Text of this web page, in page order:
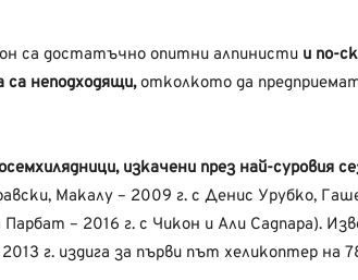
са достатъчно опитни алпинисти и по-
са неподходящи,отколкото да
изкачени през най-суровия
Макалу – 2009 г. с Денис Урубко,
Парбат – 2016 г. с Чикон и Али Садпара).
г. издига за първи път хеликоптер на